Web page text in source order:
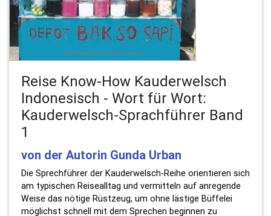
Reise Know-How Kauderwelsch
Indonesisch - Wort für Wort:
Kauderwelsch-Sprachführer Band
1
von der Autorin Gunda Urban
Die Sprechführer der Kauderwelsch-Reihe orientieren sich
am typischen Reisealltag und vermitteln auf anregende
Weise das nötige Rüstzeug, um ohne lästige Büffelei
möglichst schnell mit dem Sprechen beginnen zu